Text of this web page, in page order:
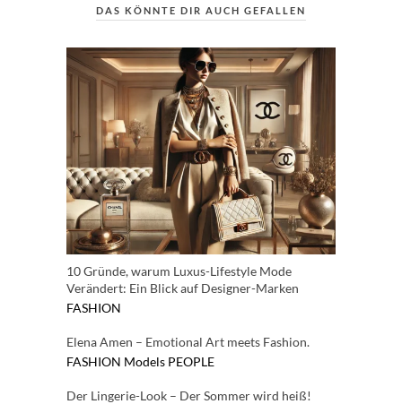
DAS KÖNNTE DIR AUCH GEFALLEN
10 Gründe, warum Luxus-Lifestyle Mode
Verändert: Ein Blick auf Designer-Marken
FASHION
Elena Amen – Emotional Art meets Fashion.
FASHION Models PEOPLE
Der Lingerie-Look – Der Sommer wird heiß!